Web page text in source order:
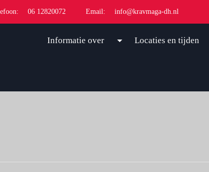
06 12820072 Email: info@kravmaga-dh.nl
Informatie over Locaties en tijden